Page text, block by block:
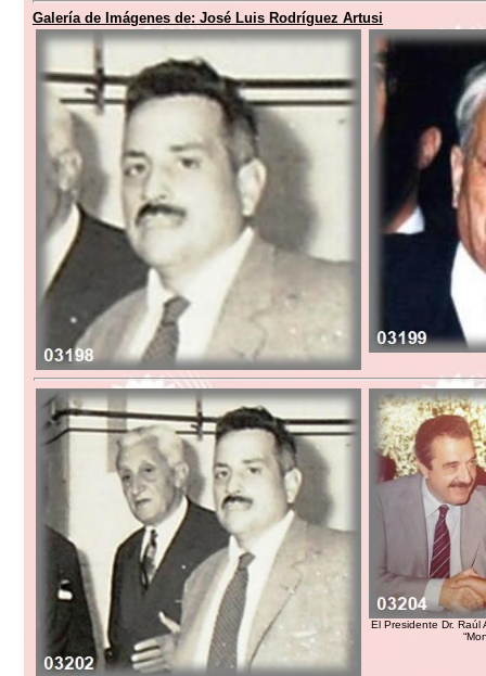
Galería de Imágenes de: José Luis Rodríguez Artusi
El Presidente Dr.